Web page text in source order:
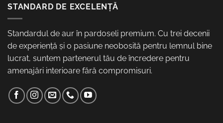
STANDARD DE EXCELENȚĂ
Standardul de aur în pardoseli premium. Cu trei decenii
de experiență și o pasiune neobosită pentru lemnul bine
lucrat, suntem partenerul tău de încredere pentru
amenajări interioare fără compromisuri.